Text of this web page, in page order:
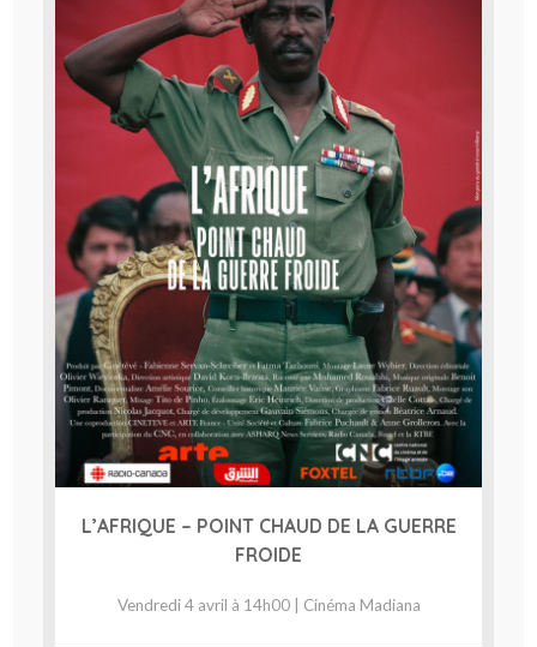
L’AFRIQUE – POINT CHAUD DE LA GUERRE
FROIDE
Vendredi 4 avril à 14h00 | Cinéma Madiana